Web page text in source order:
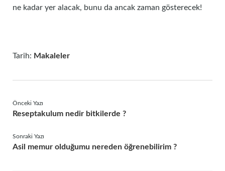
ne kadar yer alacak, bunu da ancak zaman gösterecek!
Tarih: Makaleler
Önceki Yazı
Reseptakulum nedir bitkilerde ?
Sonraki Yazı
Asil memur olduğumu nereden öğrenebilirim ?